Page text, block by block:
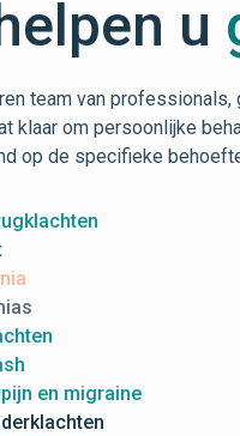
u
team van
klaar om persoonlijke
op de specifieke
en migraine